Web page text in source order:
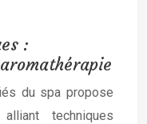
:
du spa propose
techniques